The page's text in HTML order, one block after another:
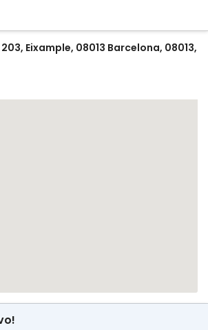
Eixample, 08013 Barcelona, 08013,